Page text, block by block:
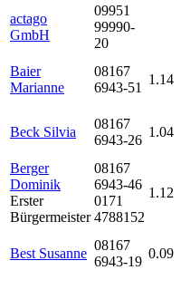
actago
GmbH
09951
99990-
20
Baier
Marianne
08167
6943-51
1.14
Beck Silvia
08167
6943-26
1.04
Berger
Dominik
Erster
Bürgermeister
08167
6943-46
0171
4788152
1.12
Best Susanne
08167
6943-19
0.09